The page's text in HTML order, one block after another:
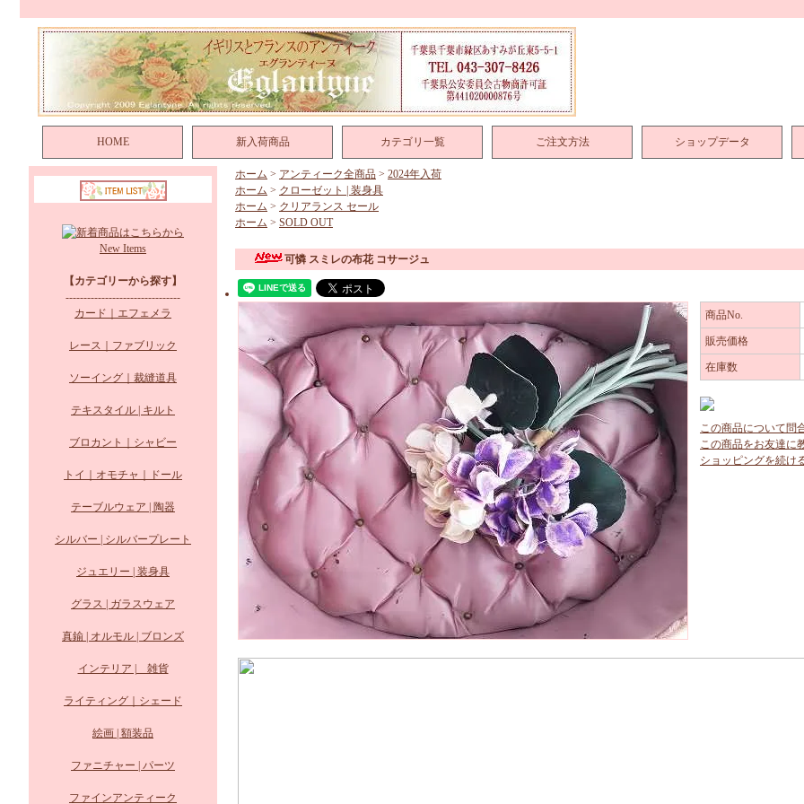
HOME 新入荷商品 カテゴリ一覧 ご注文方法 ショップデータ
New Items
【カテゴリーから探す】
--------------------------------
カード｜エフェメラ
レース｜ファブリック
ソーイング｜裁縫道具
テキスタイル | キルト
ブロカント｜シャビー
トイ｜オモチャ｜ドール
テーブルウェア | 陶器
シルバー | シルバープレート
ジュエリー | 装身具
グラス | ガラスウェア
真鍮 | オルモル | ブロンズ
インテリア | 雑貨
ライティング｜シェード
絵画 | 額装品
ファニチャー | パーツ
ファインアンティーク
ホーム > アンティーク全商品 > 2024年入荷
ホーム > クローゼット | 装身具
ホーム > クリアランス セール
ホーム > SOLD OUT
可憐 スミレの布花 コサージュ
商品No.
販売価格
在庫数
この商品について問
この商品をお友達に
ショッピングを続け